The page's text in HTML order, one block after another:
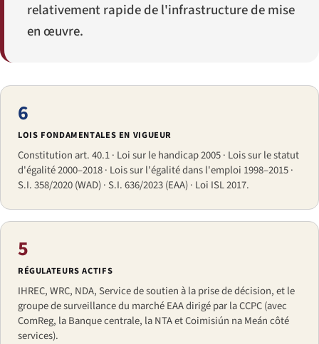
relativement rapide de l'infrastructure de mise
en œuvre.
6
LOIS FONDAMENTALES EN VIGUEUR
Constitution art. 40.1 · Loi sur le handicap 2005 · Lois sur le statut
d'égalité 2000–2018 · Lois sur l'égalité dans l'emploi 1998–2015 ·
S.I. 358/2020 (WAD) · S.I. 636/2023 (EAA) · Loi ISL 2017.
5
RÉGULATEURS ACTIFS
IHREC, WRC, NDA, Service de soutien à la prise de décision, et le
groupe de surveillance du marché EAA dirigé par la CCPC (avec
ComReg, la Banque centrale, la NTA et Coimisiún na Meán côté
services).